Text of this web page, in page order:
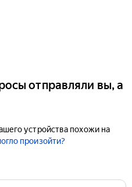
отправляли вы, а
устройства похожи на
произойти?